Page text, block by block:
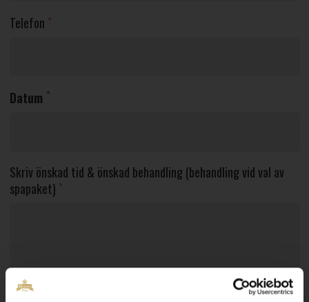
Telefon *
Datum *
Skriv önskad tid & önskad behandling (behandling vid val av
spapaket) *